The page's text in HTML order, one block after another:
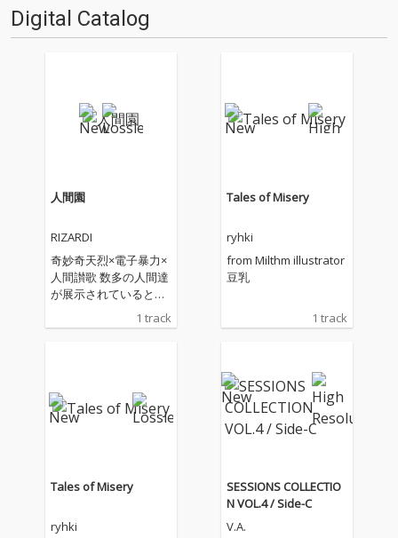
Digital Catalog
人間園
RIZARDI
奇妙奇天烈×電子暴力×
人間讃歌 数多の人間達
が展示されているとい
ト「人間園」。此度は
れざる怪異へ肉薄す
る！！
1 track
Tales of Misery
ryhki
from Milthm illustrator
豆乳
1 track
Tales of Misery
ryhki
SESSIONS COLLECTIO
N VOL.4 / Side-C
V.A.